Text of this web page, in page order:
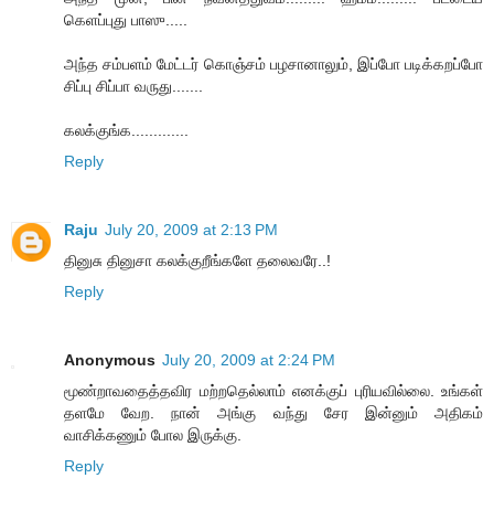
கெளப்புது பாஸு.....
அந்த சம்பளம் மேட்டர் கொஞ்சம் பழசானாலும், இப்போ படிக்கறப்போ
சிப்பு சிப்பா வருது.......
கலக்குங்க.............
Reply
Raju July 20, 2009 at 2:13 PM
தினுசு தினுசா கலக்குறீங்களே தலைவரே..!
Reply
Anonymous July 20, 2009 at 2:24 PM
மூண்றாவதைத்தவிர மற்றதெல்லாம் எனக்குப் புரியவில்லை. உங்கள்
தளமே வேற. நான் அங்கு வந்து சேர இன்னும் அதிகம்
வாசிக்கணும் போல இருக்கு.
Reply